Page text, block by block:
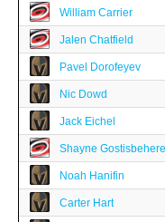
William Carrier
Jalen Chatfield
Pavel Dorofeyev
Nic Dowd
Jack Eichel
Shayne Gostisbehere
Noah Hanifin
Carter Hart